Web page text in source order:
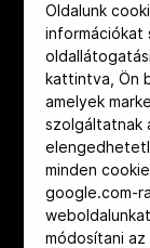
Los
MOB
Oldalunk
információkat
kattintva, Ön
amelyek
szolgáltatnak
minden
google.com-
módosítani